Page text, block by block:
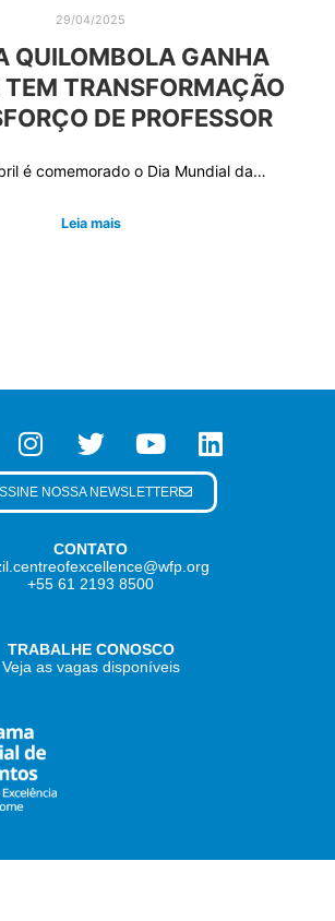
29/04/2025
QUILOMBOLA GANHA
TEM TRANSFORMAÇÃO
DE PROFESSOR
é comemorado o Dia Mundial da…
Leia mais
CONTATO
+55 61 2193 8500
TRABALHE CONOSCO
Veja as vagas disponíveis
NOSSA NEWSLETTER